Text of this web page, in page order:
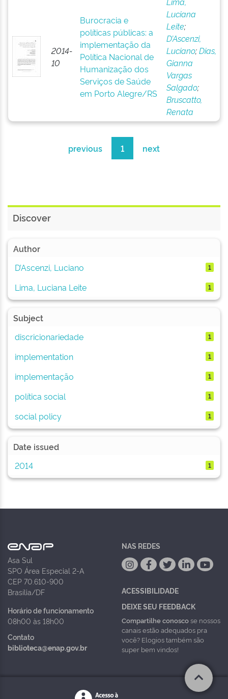
2014-
10
Burocracia e
políticas públicas: a
implementação da
Política Nacional de
Humanização dos
Serviços de Saúde
em Porto Alegre/RS
Luciana
Leite;
D’Ascenzi,
Luciano;Dias,
Gianna
Vargas
Salgado;
Bruscatto,
Renata
previous 1 next
Discover
Author
D’Ascenzi, Luciano
1
Lima, Luciana Leite 1
Subject
discricionariedade
1
implementation 1
implementação 1
política social 1
social policy 1
Date issued
2014
1
Asa Sul
SPO Área Especial 2-A
CEP 70.610-900
Brasília/DF
Horário de funcionamento
08h00 às 18h00
Contato
biblioteca@enap.gov.br
NAS REDES
ACESSIBILIDADE
DEIXE SEU FEEDBACK
Compartilhe conoscose nossos
canais estão adequados pra
você? Elogios também são
super bem vindos!